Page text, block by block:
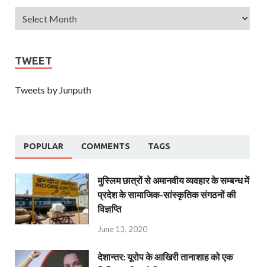
TWEET
Tweets by Junputh
POPULAR COMMENTS TAGS
मुस्लिम छात्रों से अमानवीय व्यवहार के सम्बन्ध में
प्रदेश के सामाजिक-सांस्कृतिक संगठनों की
विज्ञप्ति
June 13, 2020
देशान्‍तर: यूरोप के आखिरी तानाशाह को एक